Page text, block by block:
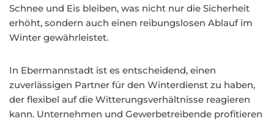
Schnee und Eis bleiben, was nicht nur die Sicherheit
erhöht, sondern auch einen reibungslosen Ablauf im
Winter gewährleistet.
In Ebermannstadt ist es entscheidend, einen
zuverlässigen Partner für den Winterdienst zu haben,
der flexibel auf die Witterungsverhältnisse reagieren
kann. Unternehmen und Gewerbetreibende profitieren